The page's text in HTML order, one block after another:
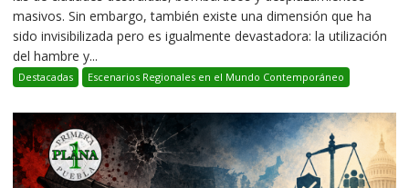
masivos. Sin embargo, también existe una dimensión que ha
sido invisibilizada pero es igualmente devastadora: la utilización
del hambre y...
Destacadas Escenarios Regionales en el Mundo Contemporáneo